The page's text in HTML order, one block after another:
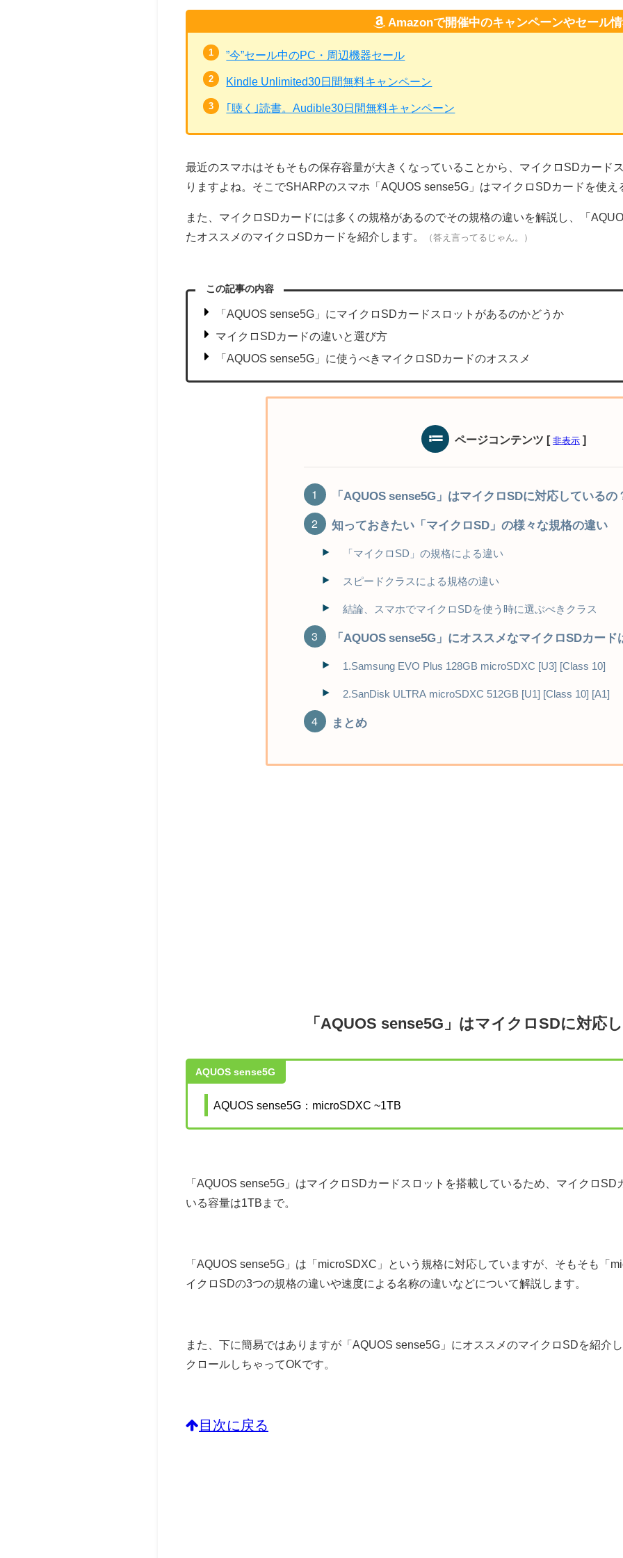
Amazonで開催中のキャンペーンやセール
”今”セール中のPC・周辺機器セール
Kindle Unlimited30日間無料キャンペーン
｢聴く｣読書。Audible30日間無料キャンペーン
最近のスマホはそもそもの保存容量が大きくなっていることから、マイクロSDカード
りますよね。そこでSHARPのスマホ「AQUOS sense5G」はマイクロSDカードを使
また、マイクロSDカードには多くの規格があるのでその規格の違いを解説し、「
たオススメのマイクロSDカードを紹介します。
（答え言ってるじゃん。）
この記事の内容
「AQUOS sense5G」にマイクロSDカードスロットがあるのかどうか
マイクロSDカードの違いと選び方
「AQUOS sense5G」に使うべきマイクロSDカードのオススメ
ページコンテンツ [ 非表示 ]
「AQUOS sense5G」はマイクロSDに対応しているの
知っておきたい「マイクロSD」の様々な規格の違い
「マイクロSD」の規格による違い
スピードクラスによる規格の違い
結論、スマホでマイクロSDを使う時に選ぶべきクラス
「AQUOS sense5G」にオススメなマイクロSDカード
1.Samsung EVO Plus 128GB microSDXC [U3] [Class 10]
2.SanDisk ULTRA microSDXC 512GB [U1] [Class 10] [A1]
まとめ
「AQUOS sense5G」はマイクロSDに対応
AQUOS sense5G
AQUOS sense5G：microSDXC ~1TB
「AQUOS sense5G」はマイクロSDカードスロットを搭載しているため、マイクロ
いる容量は1TBまで。
「AQUOS sense5G」は「microSDXC」という規格に対応していますが、そもそも「
イクロSDの3つの規格の違いや速度による名称の違いなどについて解説します。
また、下に簡易ではありますが「AQUOS sense5G」にオススメのマイクロSDを紹介
クロールしちゃってOKです。
目次に戻る